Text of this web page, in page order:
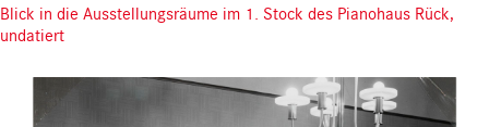
Blick in die Ausstellungsräume im 1. Stock des Pianohaus Rück,
undatiert